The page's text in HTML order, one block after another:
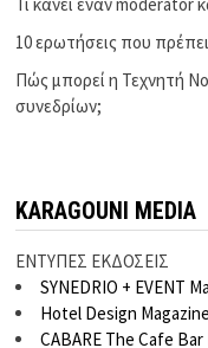
Τι κάνει έναν moderator
10 ερωτήσεις που
Πώς μπορεί η Τεχνητή
συνεδρίων;
KARAGOUNI MEDIA
ΕΝΤΥΠΕΣ ΕΚΔΟΣΕΙΣ
SYNEDRIO + EVENT
Hotel Design Magazine
CABARE The Cafe